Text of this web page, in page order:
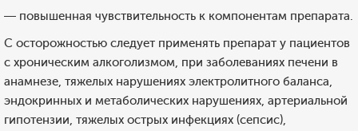
— повышенная чувствительность к компонентам препарата.
С осторожностью следует применять препарат у пациентов
с хроническим алкоголизмом, при заболеваниях печени в
анамнезе, тяжелых нарушениях электролитного баланса,
эндокринных и метаболических нарушениях, артериальной
гипотензии, тяжелых острых инфекциях (сепсис),